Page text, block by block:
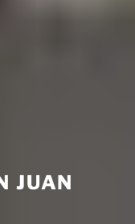
JUAN